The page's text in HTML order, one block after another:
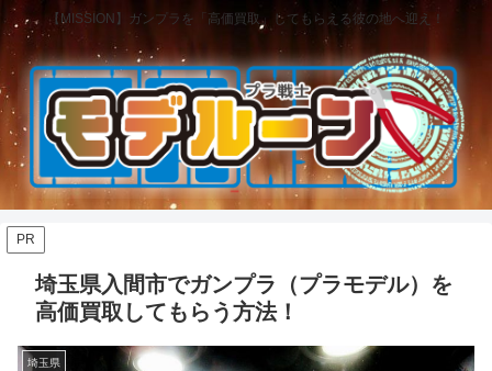
【MISSION】ガンプラを「高価買取」してもらえる彼の地へ迎え！
PR
埼玉県入間市でガンプラ（プラモデル）を
高価買取してもらう方法！
埼玉県